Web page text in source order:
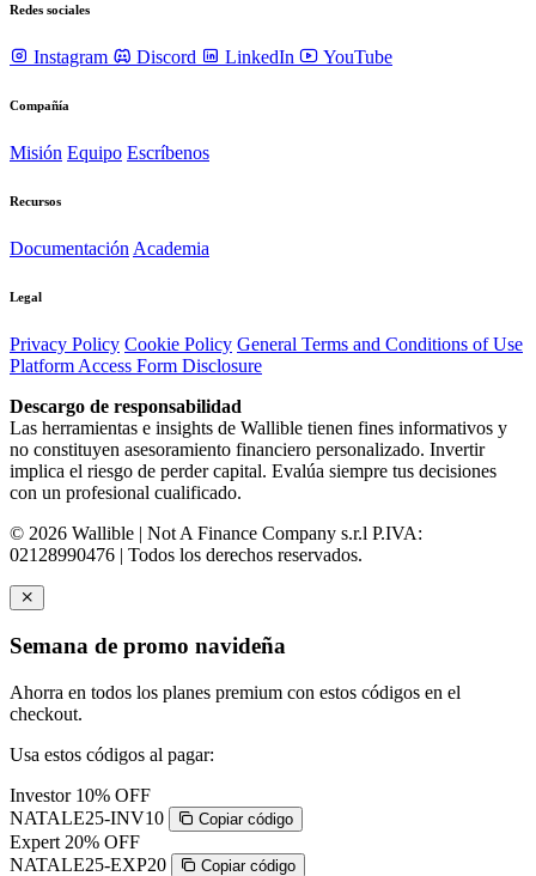
Redes sociales
Instagram Discord LinkedIn YouTube
Compañía
Misión Equipo Escríbenos
Recursos
Documentación Academia
Legal
Privacy Policy Cookie Policy General Terms and Conditions of Use
Platform Access Form Disclosure
Descargo de responsabilidad
Las herramientas e insights de Wallible tienen fines informativos y
no constituyen asesoramiento financiero personalizado. Invertir
implica el riesgo de perder capital. Evalúa siempre tus decisiones
con un profesional cualificado.
© 2026 Wallible | Not A Finance Company s.r.l P.IVA:
02128990476 | Todos los derechos reservados.
Semana de promo navideña
Ahorra en todos los planes premium con estos códigos en el
checkout.
Usa estos códigos al pagar:
Investor 10% OFF
NATALE25-INV10
Copiar código
Expert 20% OFF
NATALE25-EXP20
Copiar código